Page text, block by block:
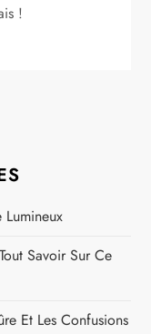
!
Lumineux
Savoir Sur Ce
Et Les Confusions